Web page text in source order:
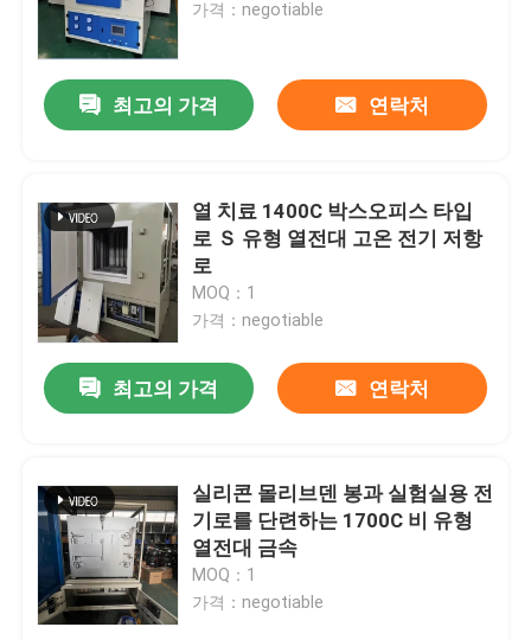
가격：negotiable
최고의 가격 연락처
열 치료 1400C 박스오피스 타입
로 Ｓ 유형 열전대 고온 전기 저항
로
MOQ：1
가격：negotiable
최고의 가격 연락처
실리콘 몰리브덴 봉과 실험실용 전
기로를 단련하는 1700C 비 유형
열전대 금속
MOQ：1
가격：negotiable